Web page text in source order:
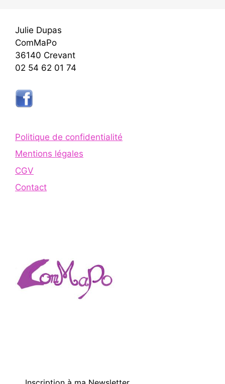
Julie Dupas
ComMaPo
36140 Crevant
02 54 62 01 74
Politique de confidentialité
Mentions légales
CGV
Contact